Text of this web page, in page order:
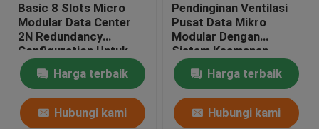
Basic 8 Slots Micro
Modular Data Center
2N Redundancy
Configuration Untuk
Pusat Data
Harga terbaik
Hubungi kami
Pendinginan Ventilasi
Pusat Data Mikro
Modular Dengan
Sistem Keamanan
Pemantauan
Harga terbaik
Hubungi kami